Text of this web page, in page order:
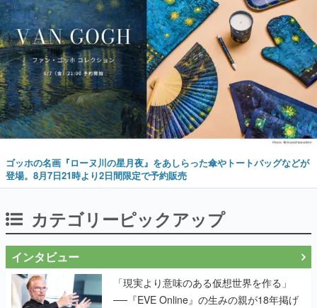
ゴッホの名画『ローヌ川の星月夜』をあしらった傘やトートバッグなどが
登場。8月7日21時より2日間限定で予約販売
カテゴリーピックアップ
インタビュー
「現実より意味のある仮想世界を作る」
──『EVE Online』の生みの親が18年掲げ